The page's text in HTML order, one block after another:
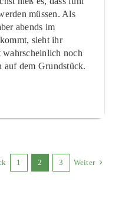
müssen. Als
abends im
sieht ihr
noch
dem Grundstück.
1 2 3 Weiter